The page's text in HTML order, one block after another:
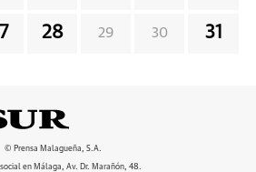
28 29 30 31
© Prensa Malagueña, S.A.
en Málaga, Av. Dr. Marañón, 48.